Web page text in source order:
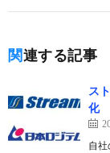
関連する記事
ス
化
自